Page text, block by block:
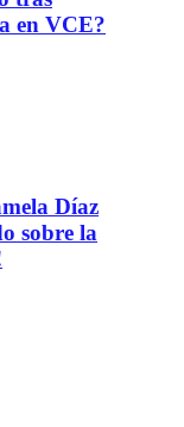
en VCE?
Díaz
sobre la